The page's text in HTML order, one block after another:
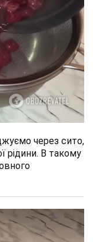
через сито,
рідини. В такому